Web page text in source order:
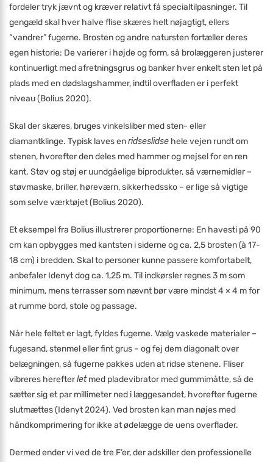
fordeler tryk jævnt og kræver relativt få specialtilpasninger. Til
gengæld skal hver halve flise skæres helt nøjagtigt, ellers
“vandrer” fugerne. Brosten og andre natursten fortæller deres
egen historie: De varierer i højde og form, så brolæggeren justerer
kontinuerligt med afretningsgrus og banker hver enkelt sten let på
plads med en dødslagshammer, indtil overfladen er i perfekt
niveau (Bolius 2020).
Skal der skæres, bruges vinkelsliber med sten- eller
diamantklinge. Typisk laves enridseslidse hele vejen rundt om
stenen, hvorefter den deles med hammer og mejsel for en ren
kant. Støv og støj er uundgåelige biprodukter, så værnemidler –
støvmaske, briller, høreværn, sikkerhedssko – er lige så vigtige
som selve værktøjet (Bolius 2020).
Et eksempel fra Bolius illustrerer proportionerne: En havesti på 90
cm kan opbygges med kantsten i siderne og ca. 2,5 brosten (à 17-
18 cm) i bredden. Skal to personer kunne passere komfortabelt,
anbefaler Idenyt dog ca. 1,25 m. Til indkørsler regnes 3 m som
minimum, mens terrasser som nævnt bør være mindst 4 × 4 m for
at rumme bord, stole og passage.
Når hele feltet er lagt, fyldes fugerne. Vælg vaskede materialer –
fugesand, stenmel eller fint grus – og fej dem diagonalt over
belægningen, så fugerne pakkes uden at ridse stenene. Fliser
vibreres herefterletmed pladevibrator med gummimåtte, så de
sætter sig et par millimeter ned i læggesandet, hvorefter fugerne
slutmættes (Idenyt 2024). Ved brosten kan man nøjes med
håndkomprimering for ikke at ødelægge de uens overflader.
Dermed ender vi ved de tre F’er, der adskiller den professionelle